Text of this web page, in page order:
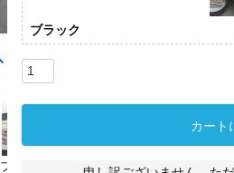
ブラック
ブラック
カート